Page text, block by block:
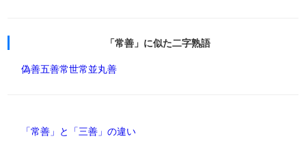
「常善」に似た二字熟語
偽善五善常世常並丸善
「常善」と「三善」の違い